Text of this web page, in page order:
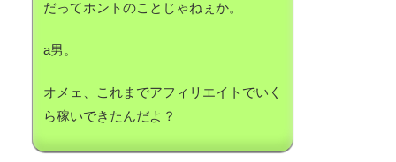
だってホントのことじゃねぇか。
a男。
オメェ、これまでアフィリエイトでいく
ら稼いできたんだよ？